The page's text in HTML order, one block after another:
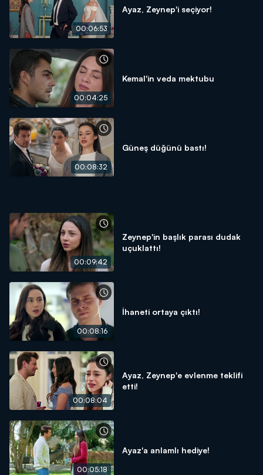
00:06:53
Ayaz, Zeynep'i seçiyor!
00:04:25
Kemal'in veda mektubu
00:08:32
Güneş düğünü bastı!
00:09:42
Zeynep'in başlık parası dudak
uçuklattı!
00:08:16
İhaneti ortaya çıktı!
00:08:04
Ayaz, Zeynep'e evlenme teklifi
etti!
00:05:18
Ayaz'a anlamlı hediye!